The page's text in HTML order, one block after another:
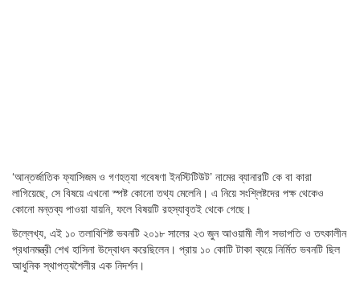
‘আন্তর্জাতিক ফ্যাসিজম ও গণহত্যা গবেষণা ইনস্টিটিউট’ নামের ব্যানারটি কে বা কারা
লাগিয়েছে, সে বিষয়ে এখনো স্পষ্ট কোনো তথ্য মেলেনি। এ নিয়ে সংশ্লিষ্টদের পক্ষ থেকেও
কোনো মন্তব্য পাওয়া যায়নি, ফলে বিষয়টি রহস্যাবৃতই থেকে গেছে।
উল্লেখ্য, এই ১০ তলাবিশিষ্ট ভবনটি ২০১৮ সালের ২৩ জুন আওয়ামী লীগ সভাপতি ও তৎকালীন
প্রধানমন্ত্রী শেখ হাসিনা উদ্বোধন করেছিলেন। প্রায় ১০ কোটি টাকা ব্যয়ে নির্মিত ভবনটি ছিল
আধুনিক স্থাপত্যশৈলীর এক নিদর্শন।